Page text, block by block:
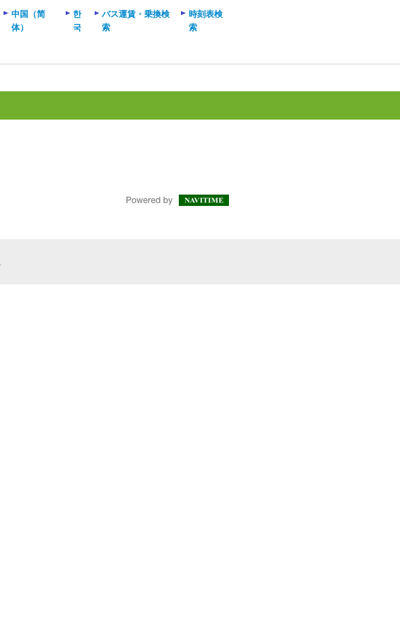
中国（简
体）
한
국
バス運賃・乗換検
索
時刻表検
索